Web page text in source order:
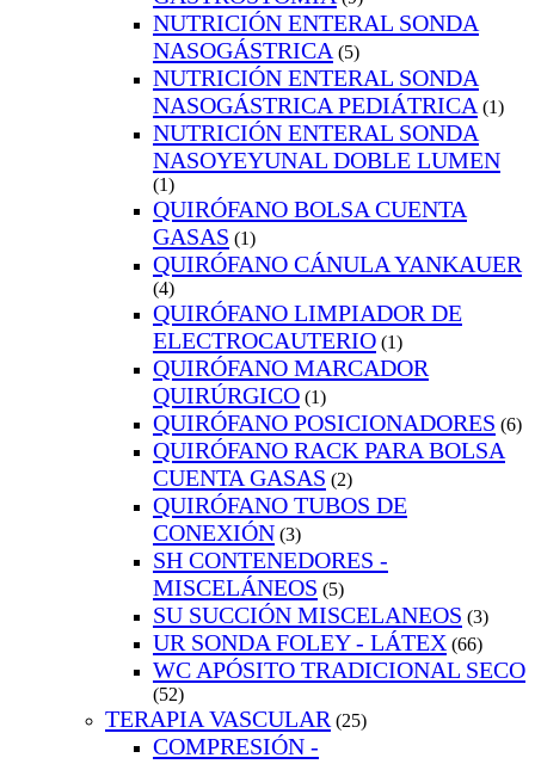
NUTRICIÓN ENTERAL SONDA
NASOGÁSTRICA (5)
NUTRICIÓN ENTERAL SONDA
NASOGÁSTRICA PEDIÁTRICA (1)
NUTRICIÓN ENTERAL SONDA
NASOYEYUNAL DOBLE LUMEN
(1)
QUIRÓFANO BOLSA CUENTA
GASAS (1)
QUIRÓFANO CÁNULA YANKAUER
(4)
QUIRÓFANO LIMPIADOR DE
ELECTROCAUTERIO (1)
QUIRÓFANO MARCADOR
QUIRÚRGICO (1)
QUIRÓFANO POSICIONADORES (6)
QUIRÓFANO RACK PARA BOLSA
CUENTA GASAS (2)
QUIRÓFANO TUBOS DE
CONEXIÓN (3)
SH CONTENEDORES -
MISCELÁNEOS (5)
SU SUCCIÓN MISCELANEOS (3)
UR SONDA FOLEY - LÁTEX (66)
WC APÓSITO TRADICIONAL SECO
(52)
TERAPIA VASCULAR (25)
COMPRESIÓN -